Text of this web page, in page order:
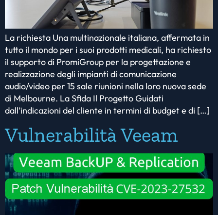
La richiesta Una multinazionale italiana, affermata in
tutto il mondo per i suoi prodotti medicali, ha richiesto
il supporto di PromiGroup per la progettazione e
realizzazione degli impianti di comunicazione
audio/video per 15 sale riunioni nella loro nuova sede
di Melbourne. La Sfida Il Progetto Guidati
dall’indicazioni del cliente in termini di budget e di […]
Vulnerabilità Veeam